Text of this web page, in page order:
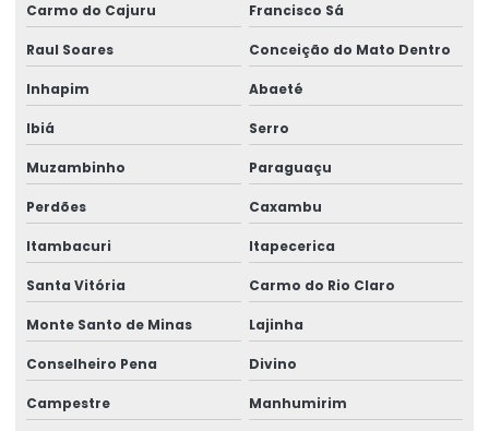
Perícia de incapacidade laborativa
Perícia de incapacidade ocupacional
Perícia de insalubridade na justiça do trabalho
Perícia insalubridade local desativado
Perícia insalubridade local de trabalho
Perícia de insalubridade e periculosidade
Perícia judicial e assistência técnica
Perícia judicial de saúde ocupacional
Carmo do Cajuru Francisco Sá
Raul Soares Conceição do Mato Dentro
Inhapim Abaeté
Ibiá Serro
Muzambinho Paraguaçu
Perdões Caxambu
Itambacuri Itapecerica
Santa Vitória Carmo do Rio Claro
Monte Santo de Minas Lajinha
Conselheiro Pena Divino
Campestre Manhumirim